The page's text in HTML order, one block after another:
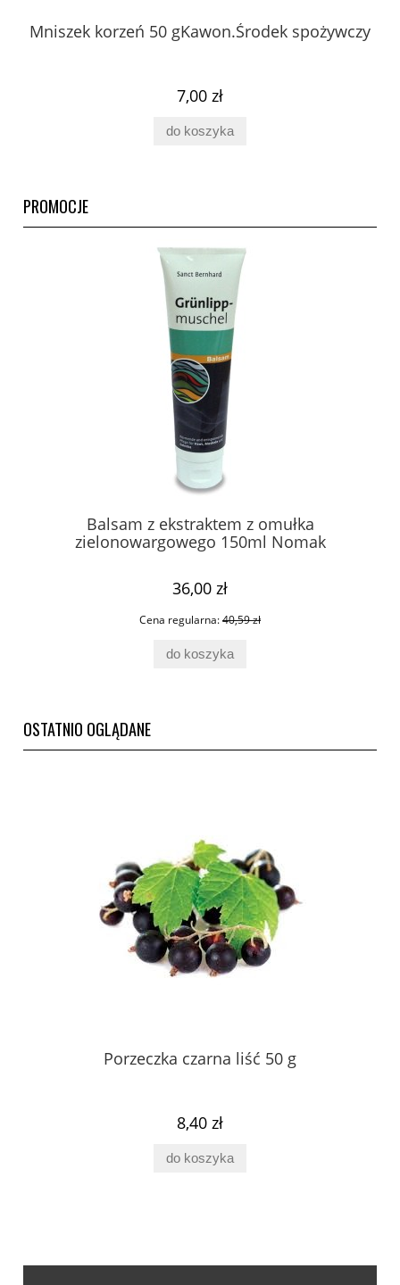
Mniszek korzeń 50 gKawon.Środek spożywczy
7,00 zł
do koszyka
PROMOCJE
Balsam z ekstraktem z omułka
zielonowargowego 150ml Nomak
36,00 zł
Cena regularna:40,59 zł
do koszyka
OSTATNIO OGLĄDANE
Porzeczka czarna liść 50 g
8,40 zł
do koszyka